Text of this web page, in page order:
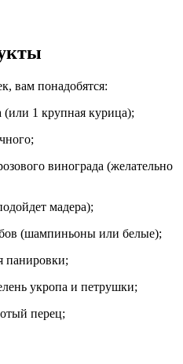
вам понадобятся:
1 крупная курица);
винограда (желательно
мадера);
(шампиньоны или белые);
панировки;
укропа и петрушки;
перец;